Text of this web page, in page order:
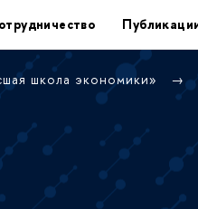
школа экономики»